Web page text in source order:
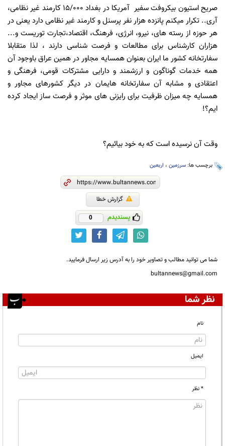
صریح استیون بیکروفت سفیر آمریکا در بغداد ۱۵/۰۰۰ کارمند غیر نظامی،
آری.. تکرار میکنم پانزده هزار نفر پرسنل و کارمند غیر نظامی دارد یعنی در
هر حوزه از رسته های، نیرو، انرژی، فرهنگ، اقتصاد،تجارت توریست و...
هزاران کارشناس برای مطالعات و فرصت شناسی دارند ، لذا متقابلا
سفارتخانه کشور ما ایران بعنوان همسایه مجاور در همین عراق باوجود آن
همه خدمات گوناگون و ارزشمند و دارایی مشترکات قومی، فرهنگی و
اعتقادی و مشابه آن سفارتخانه هایمان در دیگر کشورهای مجاور و
همسایه چه میزان ظرفیت برای رایزنی های موثر و فرصت ساز ایجاد کرده
ایم؟!
وقت آن نرسیده است که به خود بیائیم؟
برچسب ها: سرزمین ، اربعین
گزارش خطا
پسندیدم 0
شما می توانید مطالب و تصاویر خود را به آدرس زیر ارسال فرمایید.
bultannews@gmail.com
نظر شما
نام
ایمیل
* نظر